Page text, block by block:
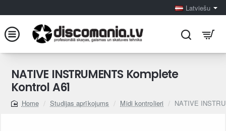
Latviešu
NATIVE INSTRUMENTS Komplete
Kontrol A61
home
Studijas aprīkojums Midi kontrolieri NATIVE